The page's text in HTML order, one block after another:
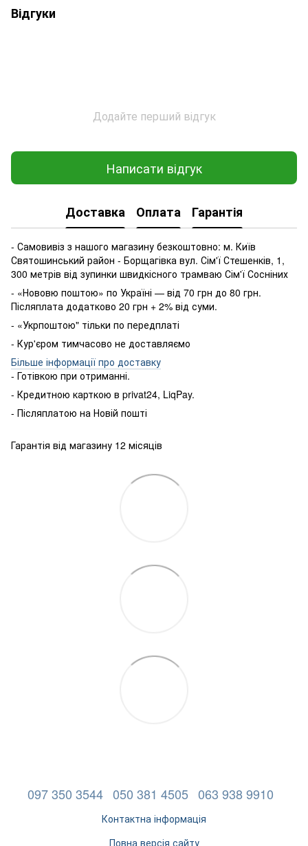
Відгуки
Додайте перший відгук
Написати відгук
Доставка Оплата Гарантія
- Самовивіз з нашого магазину безкоштовно: м. Київ
Святошинський район - Борщагівка вул. Сім'ї Стешенків, 1,
300 метрів від зупинки швидкісного трамваю Сім'ї Сосніних
- «Нововю поштою» по Україні — від 70 грн до 80 грн.
Післяплата додатково 20 грн + 2% від суми.
- «Укрпоштою" тільки по передплаті
- Кур'єром тимчасово не доставляємо
Більше інформації про доставку
- Готівкою при отриманні.
- Кредитною карткою в privat24, LiqPay.
- Післяплатою на Новій пошті
Гарантія від магазину 12 місяців
097 350 3544 050 381 4505 063 938 9910
Контактна інформація
Повна версія сайту